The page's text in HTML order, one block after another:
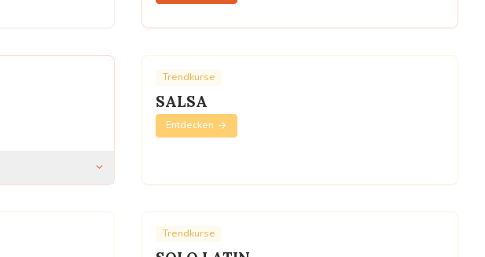
Trendkurse
SALSA
Entdecken
Trendkurse